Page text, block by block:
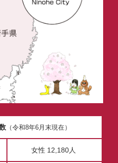
（令和8年6月末現在）
女性 12,180人